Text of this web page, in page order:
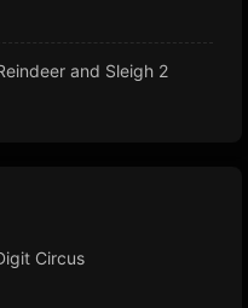
and Sleigh 2
Circus